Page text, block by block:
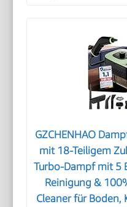
GZCHENHAO
mit 18-Teiligem
Turbo-Dampf mit 5
Reinigung &
Cleaner für Boden,